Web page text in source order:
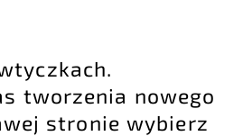
tworzenia nowego
stronie wybierz